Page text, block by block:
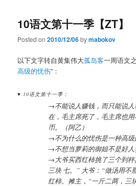
10语文第十一季【ZT】
Posted on2010/12/06bymabokov
以下文字转自黄集伟大孤岛客一周语文
高级的忧伤”：
♥ 10语文第十一季：
→不能说人赚钱，而只能说
在，毛主席死了，毛主席也
币。（阿乙）
→不为什么的忧伤是一种高级
→不想当萝莉的御姐不是好人
→大爷买西红柿挑了三个到
三块 七。” 大爷：“做汤用不
红柿。摊主，“一斤二两，三